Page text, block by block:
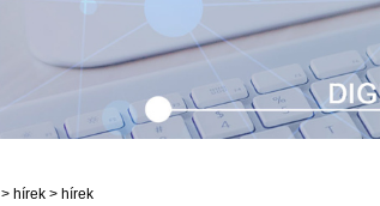
> hírek > hírek